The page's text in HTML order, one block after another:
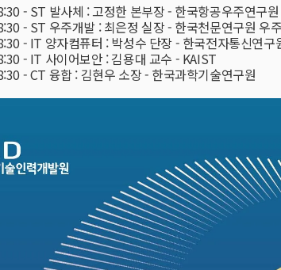
- ST 발사체 : 고정한 본부장 - 한국항공우주연구원
- ST 우주개발 : 최은정 실장 - 한국천문연구원 우
- IT 양자컴퓨터 : 박성수 단장 - 한국전자통신연구
- IT 사이어보안 : 김용대 교수 - KAIST
- CT 융합 : 김현우 소장 - 한국과학기술연구원